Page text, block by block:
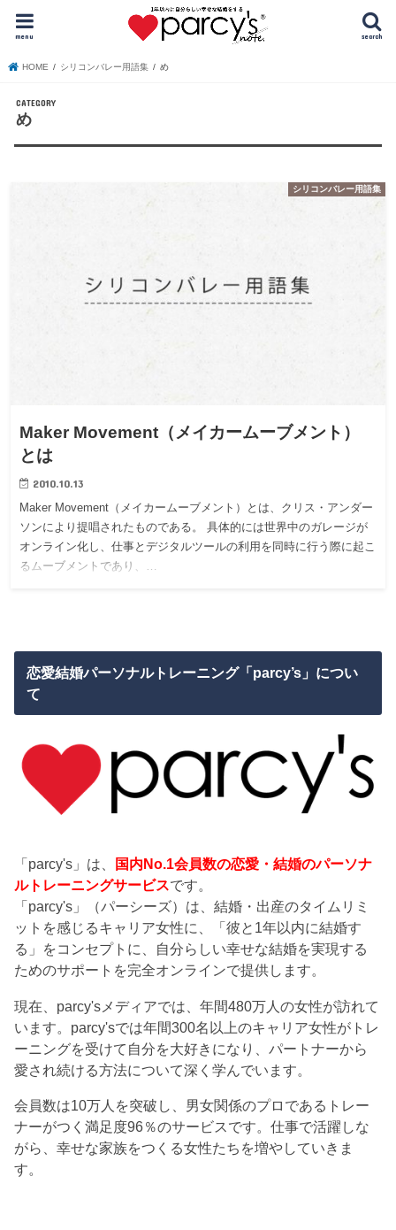
search
menu
HOME シリコンバレー用語集 め
め
シリコンバレー用語集
Maker Movement（メイカームーブメント）
とは
2010.10.13
Maker Movement（メイカームーブメント）とは、クリス・アンダー
ソンにより提唱されたものである。 具体的には世界中のガレージが
オンライン化し、仕事とデジタルツールの利用を同時に行う際に起こ
るムーブメントであり、…
恋愛結婚パーソナルトレーニング「parcy’s」につい
て
「parcy's」は、
国内No.1会員数の恋愛・結婚のパーソナ
ルトレーニングサービスです。
「parcy's」（パーシーズ）は、結婚・出産のタイムリミ
ットを感じるキャリア女性に、「彼と1年以内に結婚す
る」をコンセプトに、自分らしい幸せな結婚を実現する
ためのサポートを完全オンラインで提供します。
現在、parcy'sメディアでは、年間480万人の女性が訪れて
います。parcy'sでは年間300名以上のキャリア女性がトレ
ーニングを受けて自分を大好きになり、パートナーから
愛され続ける方法について深く学んでいます。
会員数は10万人を突破し、男女関係のプロであるトレー
ナーがつく満足度96％のサービスです。仕事で活躍しな
がら、幸せな家族をつくる女性たちを増やしていきま
す。